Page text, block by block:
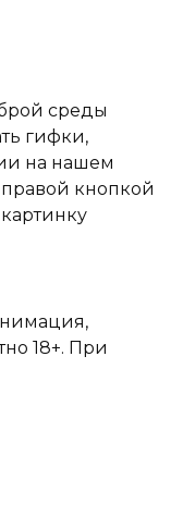
среды
гифки,
на нашем
кнопкой
18+. При